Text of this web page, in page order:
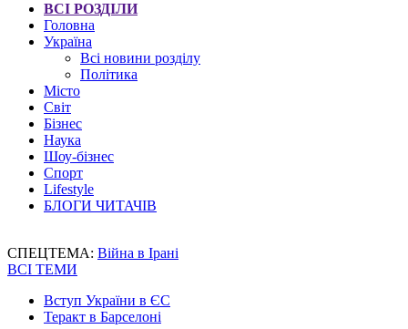
ВСІ РОЗДІЛИ
Головна
Україна
Всі новини розділу
Політика
Місто
Світ
Бізнес
Наука
Шоу-бізнес
Спорт
Lifestyle
БЛОГИ ЧИТАЧІВ
СПЕЦТЕМА: Війна в Ірані
ВСІ ТЕМИ
Вступ України в ЄС
Теракт в Барселоні